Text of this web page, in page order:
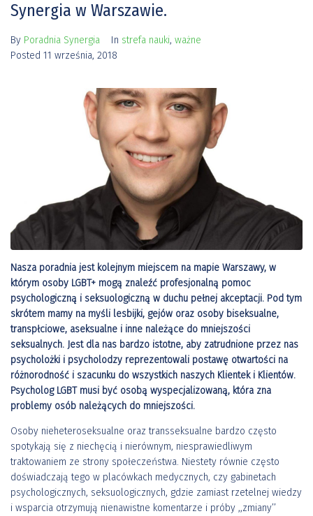
Synergia w Warszawie.
By Poradnia Synergia In strefa nauki, ważne
Posted 11 września, 2018
Nasza poradnia jest kolejnym miejscem na mapie Warszawy, w
którym osoby LGBT+ mogą znaleźć profesjonalną pomoc
psychologiczną i seksuologiczną w duchu pełnej akceptacji. Pod tym
skrótem mamy na myśli lesbijki, gejów oraz osoby biseksualne,
transpłciowe, aseksualne i inne należące do mniejszości
seksualnych. Jest dla nas bardzo istotne, aby zatrudnione przez nas
psycholożki i psycholodzy reprezentowali postawę otwartości na
różnorodność i szacunku do wszystkich naszych Klientek i Klientów.
Psycholog LGBT musi być osobą wyspecjalizowaną, która zna
problemy osób należących do mniejszości.
Osoby nieheteroseksualne oraz transseksualne bardzo często
spotykają się z niechęcią i nierównym, niesprawiedliwym
traktowaniem ze strony społeczeństwa. Niestety równie często
doświadczają tego w placówkach medycznych, czy gabinetach
psychologicznych, seksuologicznych, gdzie zamiast rzetelnej wiedzy
i wsparcia otrzymują nienawistne komentarze i próby ,,zmiany’’